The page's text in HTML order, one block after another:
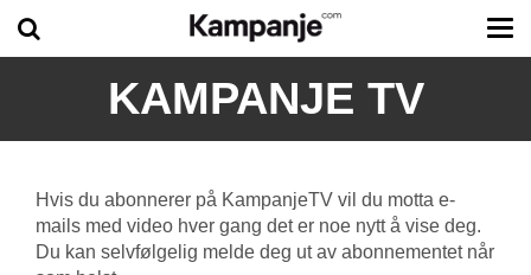
KAMPANJE TV
Hvis du abonnerer på KampanjeTV vil du motta e-
mails med video hver gang det er noe nytt å vise deg.
Du kan selvfølgelig melde deg ut av abonnementet når